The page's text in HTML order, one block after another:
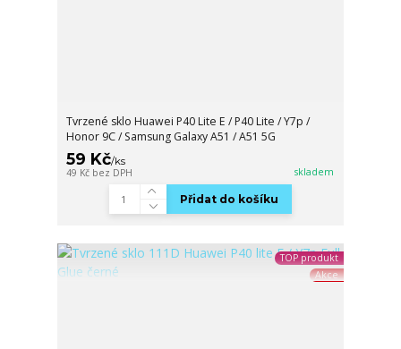
Tvrzené sklo Huawei P40 Lite E / P40 Lite / Y7p /
Honor 9C / Samsung Galaxy A51 / A51 5G
59 Kč/ks
49 Kč bez DPH skladem
Přidat do košíku
TOP produkt
Akce